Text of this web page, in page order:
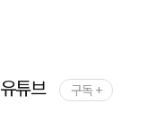
유튜브 구독 +